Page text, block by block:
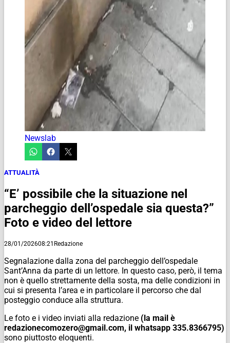
Newslab
ATTUALITÀ
“E’ possibile che la situazione nel
parcheggio dell’ospedale sia questa?”
Foto e video del lettore
28/01/202608:21 Redazione
Segnalazione dalla zona del parcheggio dell’ospedale
Sant’Anna da parte di un lettore. In questo caso, però, il tema
non è quello strettamente della sosta, ma delle condizioni in
cui si presenta l’area e in particolare il percorso che dal
posteggio conduce alla struttura.
Le foto e i video inviati alla redazione (la mail è
redazionecomozero@gmail.com, il whatsapp 335.8366795)
sono piuttosto eloquenti.